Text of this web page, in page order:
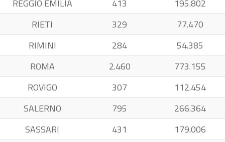
REGGIO EMILIA 413
195.802
RIETI
329
77.470
RIMINI
284
54.385
ROMA
2.460
773.155
ROVIGO
307
112.454
SALERNO
795
266.364
SASSARI
431
179.006